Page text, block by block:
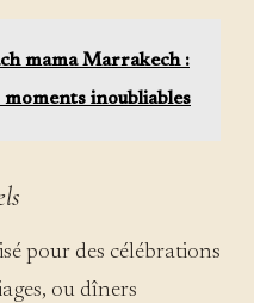
mama Marrakech :
inoubliables
pour des célébrations
ou dîners